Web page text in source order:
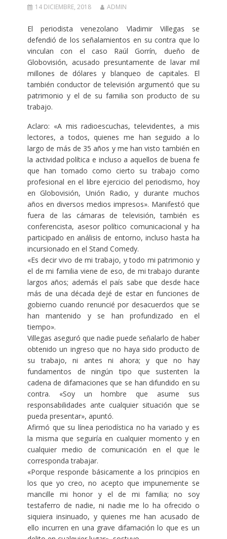
14 DICIEMBRE, 2018 ADMIN
El periodista venezolano Vladimir Villegas se
defendió de los señalamientos en su contra que lo
vinculan con el caso Raúl Gorrín, dueño de
Globovisión, acusado presuntamente de lavar mil
millones de dólares y blanqueo de capitales. El
también conductor de televisión argumentó que su
patrimonio y el de su familia son producto de su
trabajo.
Aclaro: «A mis radioescuchas, televidentes, a mis
lectores, a todos, quienes me han seguido a lo
largo de más de 35 años y me han visto también en
la actividad política e incluso a aquellos de buena fe
que han tomado como cierto su trabajo como
profesional en el libre ejercicio del periodismo, hoy
en Globovisión, Unión Radio, y durante muchos
años en diversos medios impresos». Manifestó que
fuera de las cámaras de televisión, también es
conferencista, asesor político comunicacional y ha
participado en análisis de entorno, incluso hasta ha
incursionado en el Stand Comedy.
«Es decir vivo de mi trabajo, y todo mi patrimonio y
el de mi familia viene de eso, de mi trabajo durante
largos años; además el país sabe que desde hace
más de una década dejé de estar en funciones de
gobierno cuando renuncié por desacuerdos que se
han mantenido y se han profundizado en el
tiempo».
Villegas aseguró que nadie puede señalarlo de haber
obtenido un ingreso que no haya sido producto de
su trabajo, ni antes ni ahora; y que no hay
fundamentos de ningún tipo que sustenten la
cadena de difamaciones que se han difundido en su
contra. «Soy un hombre que asume sus
responsabilidades ante cualquier situación que se
pueda presentar», apuntó.
Afirmó que su línea periodística no ha variado y es
la misma que seguiría en cualquier momento y en
cualquier medio de comunicación en el que le
corresponda trabajar.
«Porque responde básicamente a los principios en
los que yo creo, no acepto que impunemente se
mancille mi honor y el de mi familia; no soy
testaferro de nadie, ni nadie me lo ha ofrecido o
siquiera insinuado, y quienes me han acusado de
ello incurren en una grave difamación lo que es un